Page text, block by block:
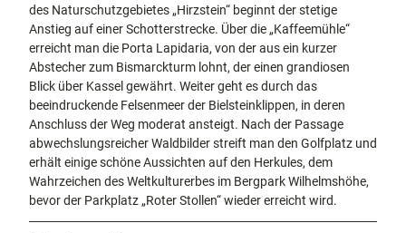
des Naturschutzgebietes „Hirzstein“ beginnt der stetige
Anstieg auf einer Schotterstrecke. Über die „Kaffeemühle“
erreicht man die Porta Lapidaria, von der aus ein kurzer
Abstecher zum Bismarckturm lohnt, der einen grandiosen
Blick über Kassel gewährt. Weiter geht es durch das
beeindruckende Felsenmeer der Bielsteinklippen, in deren
Anschluss der Weg moderat ansteigt. Nach der Passage
abwechslungsreicher Waldbilder streift man den Golfplatz und
erhält einige schöne Aussichten auf den Herkules, dem
Wahrzeichen des Weltkulturerbes im Bergpark Wilhelmshöhe,
bevor der Parkplatz „Roter Stollen“ wieder erreicht wird.